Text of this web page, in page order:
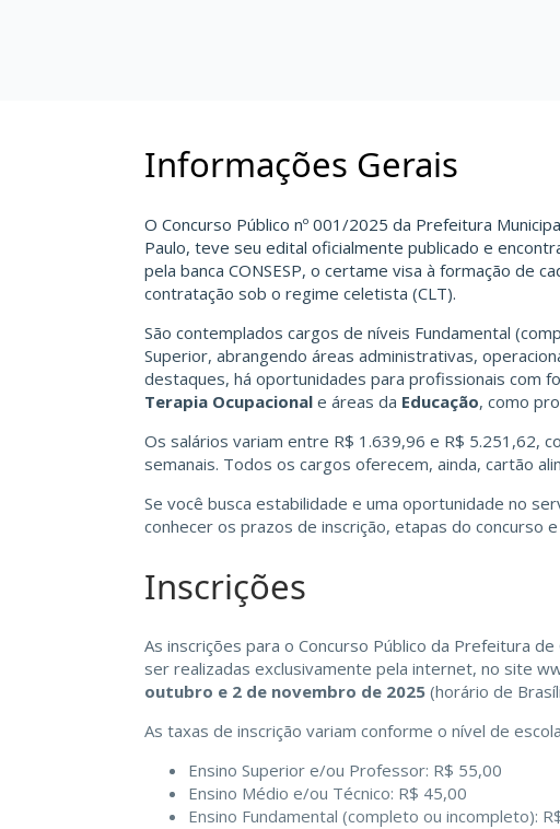
Informações Gerais
O Concurso Público nº 001/2025 da Prefeitura
Paulo, teve seu edital oficialmente publicado e
pela banca CONSESP, o certame visa à formação de
contratação sob o regime celetista (CLT).
São contemplados cargos de níveis Fundamental
Superior, abrangendo áreas administrativas,
destaques, há oportunidades para profissionais com
Terapia Ocupacional e áreas da Educação, como
Os salários variam entre R$ 1.639,96 e R$ 5.251,62,
semanais. Todos os cargos oferecem, ainda, cartão
Se você busca estabilidade e uma oportunidade no
conhecer os prazos de inscrição, etapas do concurso
Inscrições
As inscrições para o Concurso Público da Prefeitura
ser realizadas exclusivamente pela internet, no site
outubro e 2 de novembro de 2025 (horário de
As taxas de inscrição variam conforme o nível de
Ensino Superior e/ou Professor: R$ 55,00
Ensino Médio e/ou Técnico: R$ 45,00
Ensino Fundamental (completo ou incompleto):